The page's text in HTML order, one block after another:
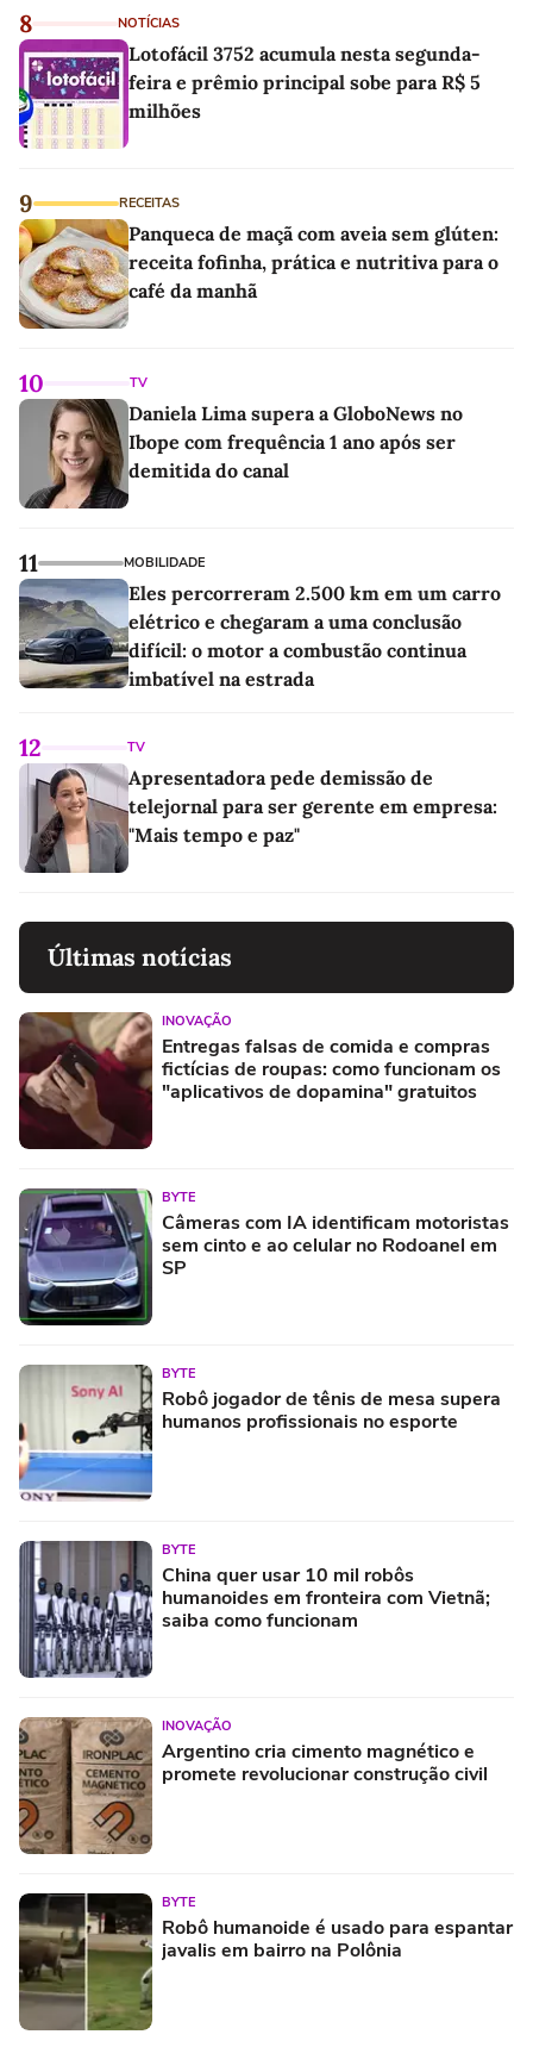
8 NOTÍCIAS
Lotofácil 3752 acumula nesta segunda-
feira e prêmio principal sobe para R$ 5
milhões
9 RECEITAS
Panqueca de maçã com aveia sem glúten:
receita fofinha, prática e nutritiva para o
café da manhã
10 TV
Daniela Lima supera a GloboNews no
Ibope com frequência 1 ano após ser
demitida do canal
11 MOBILIDADE
Eles percorreram 2.500 km em um carro
elétrico e chegaram a uma conclusão
difícil: o motor a combustão continua
imbatível na estrada
12 TV
Apresentadora pede demissão de
telejornal para ser gerente em empresa:
"Mais tempo e paz"
Últimas notícias
INOVAÇÃO
Entregas falsas de comida e compras
fictícias de roupas: como funcionam os
"aplicativos de dopamina" gratuitos
BYTE
Câmeras com IA identificam motoristas
sem cinto e ao celular no Rodoanel em
SP
BYTE
Robô jogador de tênis de mesa supera
humanos profissionais no esporte
BYTE
China quer usar 10 mil robôs
humanoides em fronteira com Vietnã;
saiba como funcionam
INOVAÇÃO
Argentino cria cimento magnético e
promete revolucionar construção civil
BYTE
Robô humanoide é usado para espantar
javalis em bairro na Polônia